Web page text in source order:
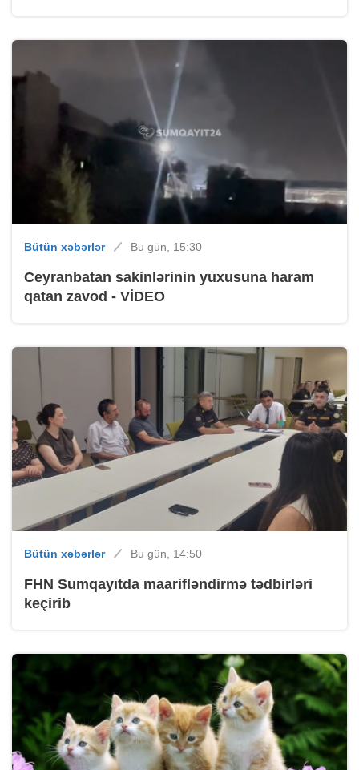
Bütün xəbərlər Bu gün, 15:30
Ceyranbatan sakinlərinin yuxusuna haram
qatan zavod - VİDEO
Bütün xəbərlər Bu gün, 14:50
FHN Sumqayıtda maarifləndirmə tədbirləri
keçirib